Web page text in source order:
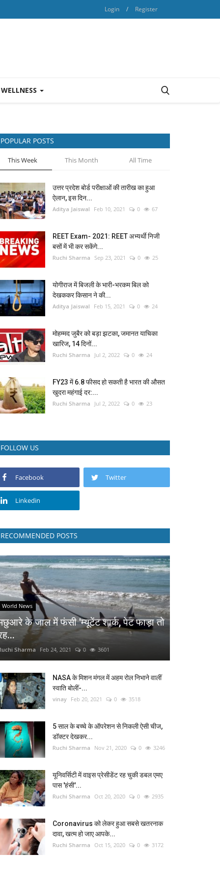
Login / Register
POPULAR POSTS
This Week This Month All Time
उत्तर प्रदेश बोर्ड परीक्षाओं की तारीख का हुआ
ऐलान, इस दिन...
Aditya Jaiswal Feb 10, 2021 0 67
REET Exam- 2021: REET अभ्यर्थी निजी
बसों में भी कर सकेंगे...
Ruchi Sharma Sep 23, 2021 0 25
योगीराज में बिजली के भारी-भरकम बिल को
देखककर किसान ने की...
Aditya Jaiswal Feb 15, 2021 0 24
मोहम्मद जुबैर को बड़ा झटका, जमानत याचिका
खारिज, 14 दिनों...
Ruchi Sharma Jul 2, 2022 0 24
FY23 में 6.8 फीसद हो सकती है भारत की औसत
खुदरा महंगाई दर:...
Ruchi Sharma Jul 2, 2022 0 23
FOLLOW US
Facebook Twitter
Linkedin
RECOMMENDED POSTS
World News
के जाल में फंसी 'म्यूटेंट शार्क, पेट फाड़ा तो
Sharma Feb 24, 2021 0 3601
NASA के मिशन मंगल में अहम रोल निभाने वालीं
स्वाति बोलीं-...
vinay Feb 20, 2021 0 3518
5 साल के बच्चे के ऑपरेशन से निकली ऐसी चीज,
डॉक्टर देखकर...
Ruchi Sharma Nov 21, 2020 0 3246
यूनिवर्सिटी में वाइस प्रेसीडेंट रह चुकी डबल एमए
पास 'हंसी'...
Ruchi Sharma Oct 20, 2020 0 2935
Coronavirus को लेकर हुआ सबसे खतरनाक
दावा, खत्म हो जाए आपके...
Ruchi Sharma Oct 15, 2020 0 3172